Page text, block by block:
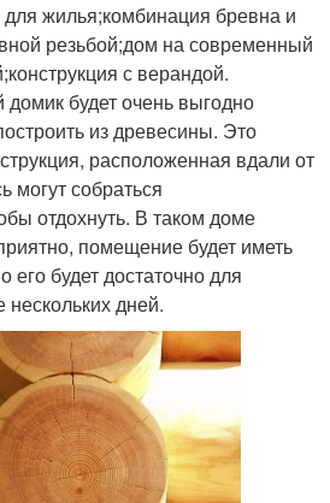
жилья;комбинация бревна и
резьбой;дом на современный
с верандой.
будет очень выгодно
из древесины. Это
расположенная вдали от
могут собраться
отдохнуть. В таком доме
помещение будет иметь
будет достаточно для
дней.